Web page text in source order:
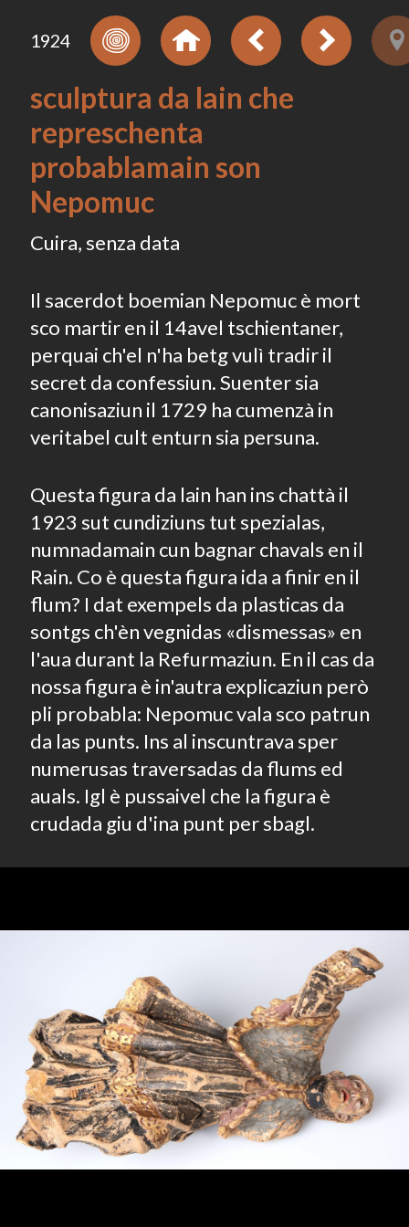
1924
sculptura da lain che
represchenta
probablamain son
Nepomuc
Cuira, senza data
Il sacerdot boemian Nepomuc è mort
sco martir en il 14avel tschientaner,
perquai ch'el n'ha betg vulì tradir il
secret da confessiun. Suenter sia
canonisaziun il 1729 ha cumenzà in
veritabel cult enturn sia persuna.
Questa figura da lain han ins chattà il
1923 sut cundiziuns tut spezialas,
numnadamain cun bagnar chavals en il
Rain. Co è questa figura ida a finir en il
flum? I dat exempels da plasticas da
sontgs ch'èn vegnidas «dismessas» en
l'aua durant la Refurmaziun. En il cas da
nossa figura è in'autra explicaziun però
pli probabla: Nepomuc vala sco patrun
da las punts. Ins al inscuntrava sper
numerusas traversadas da flums ed
auals. Igl è pussaivel che la figura è
crudada giu d'ina punt per sbagl.